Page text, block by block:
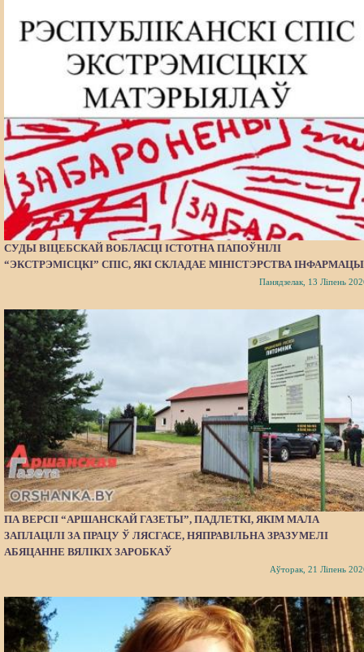
СУДЫ ВІЦЕБСКАЙ ВОБЛАСЦІ ІСТОТНА ПАПОЎНІЛІ
“ЭКСТРЭМІСЦКІ” СПІС, ЯКІ СКЛАДАЕ МІНІСТЭРСТВА
Панядзелак, 13 Ліпень
ПА ВЕРСІІ “АРШАНСКАЙ ГАЗЕТЫ”, ПАДЛЕТКІ, ЯКІМ МАЛА
ЗАПЛАЦІЛІ ЗА ПРАЦУ Ў ЛЯСГАСЕ, НЯПРАВІЛЬНА ЗРАЗУМЕЛІ
АБЯЦАННЕ ВЯЛІКІХ ЗАРОБКАЎ
Аўторак, 21 Ліпень